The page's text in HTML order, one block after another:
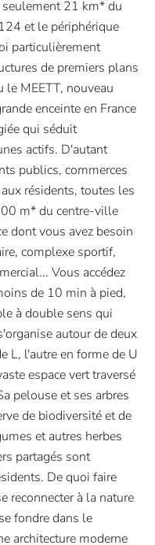
21 km* du
et le périphérique
particulièrement
de premiers plans
le MEETT, nouveau
enceinte en France
qui séduit
actifs. D'autant
publics, commerces
résidents, toutes les
m* du centre-ville
dont vous avez besoin
complexe sportif,
Vous accédez
de 10 min à pied,
à double sens qui
autour de deux
L, l'autre en forme de U
espace vert traversé
pelouse et ses arbres
de biodiversité et de
et autres herbes
partagés sont
De quoi faire
reconnecter à la nature
fondre dans le
architecture moderne